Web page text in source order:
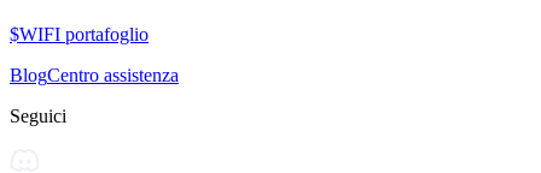
$WIFI portafoglio
BlogCentro assistenza
Seguici